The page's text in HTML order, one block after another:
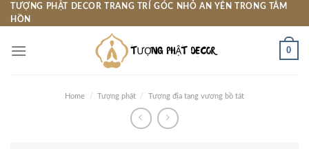
Skip
to
TƯỢNG PHẬT DECOR TRANG TRÍ GÓC NHỎ AN YÊN TRONG TÂM
HỒN
0
Home / Tượng phật / Tượng địa tạng vương bồ tát